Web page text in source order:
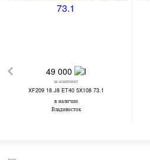
49 000
за комплект
XF209 18 J8 ET40 5X108 73.1
в наличии
Владивосток